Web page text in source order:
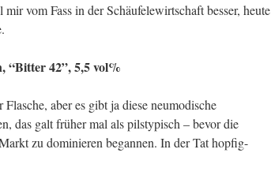
vom Fass in der Schäufelewirtschaft besser, heute
“Bitter 42”, 5,5 vol%
aber es gibt ja diese neumodische
das galt früher mal als pilstypisch – bevor die
zu dominieren begannen. In der Tat hopfig-